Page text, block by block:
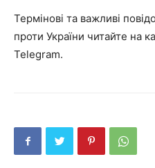
Термінові та важливі
проти України читайте на
Telegram.